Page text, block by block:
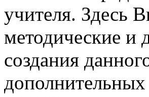
учителя. Здесь
методические и
создания